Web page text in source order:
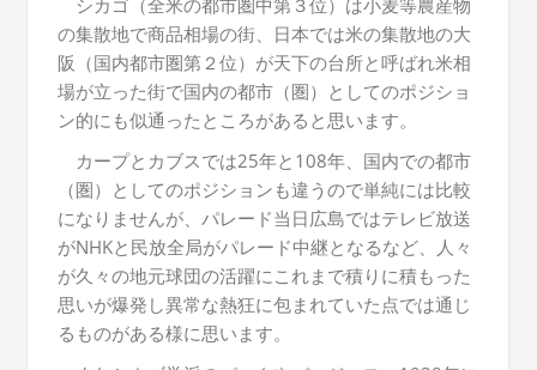
シカゴ（全米の都市圏中第３位）は小麦等農産物
の集散地で商品相場の街、日本では米の集散地の大
阪（国内都市圏第２位）が天下の台所と呼ばれ米相
場が立った街で国内の都市（圏）としてのポジショ
ン的にも似通ったところがあると思います。
カープとカブスでは25年と108年、国内での都市
（圏）としてのポジションも違うので単純には比較
になりませんが、パレード当日広島ではテレビ放送
がNHKと民放全局がパレード中継となるなど、人々
が久々の地元球団の活躍にこれまで積りに積もった
思いが爆発し異常な熱狂に包まれていた点では通じ
るものがある様に思います。